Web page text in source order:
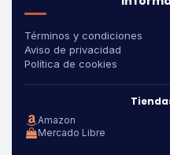
Términos y condiciones
Aviso de privacidad
Política de cookies
Amazon
Mercado Libre